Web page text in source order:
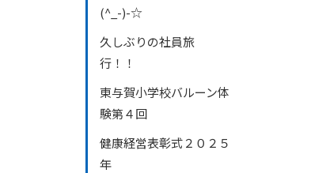
(^_-)-☆
久しぶりの社員旅
行！！
東与賀小学校バルーン体
験第４回
健康経営表彰式２０２５
年